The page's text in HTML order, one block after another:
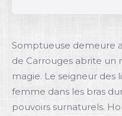
Somptueuse demeure
de Carrouges abrite un
magie. Le seigneur des
femme dans les bras
pouvoirs surnaturels.